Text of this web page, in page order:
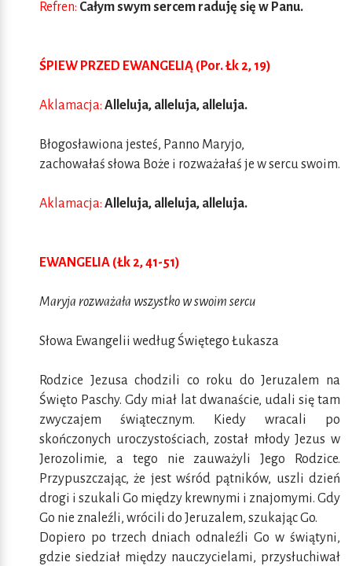
Refren: Całym swym sercem raduję się w Panu.
ŚPIEW PRZED EWANGELIĄ (Por. Łk 2, 19)
Aklamacja: Alleluja, alleluja, alleluja.
Błogosławiona jesteś, Panno Maryjo,
zachowałaś słowa Boże i rozważałaś je w sercu swoim.
Aklamacja: Alleluja, alleluja, alleluja.
EWANGELIA (Łk 2, 41-51)
Maryja rozważała wszystko w swoim sercu
Słowa Ewangelii według Świętego Łukasza
Rodzice Jezusa chodzili co roku do Jeruzalem na
Święto Paschy. Gdy miał lat dwanaście, udali się tam
zwyczajem świątecznym. Kiedy wracali po
skończonych uroczystościach, został młody Jezus w
Jerozolimie, a tego nie zauważyli Jego Rodzice.
Przypuszczając, że jest wśród pątników, uszli dzień
drogi i szukali Go między krewnymi i znajomymi. Gdy
Go nie znaleźli, wrócili do Jeruzalem, szukając Go.
Dopiero po trzech dniach odnaleźli Go w świątyni,
gdzie siedział między nauczycielami, przysłuchiwał